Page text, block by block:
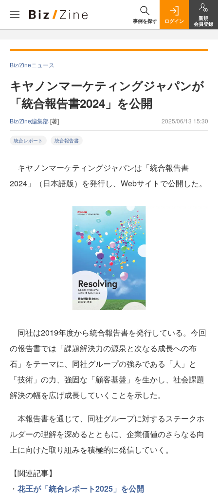
事例を探す ログイン
新規
会員登録
Biz/Zineニュース
キヤノンマーケティングジャパンが
「統合報告書2024」を公開
Biz/Zine編集部[著] 2025/06/13 15:30
統合レポート 統合報告書
キヤノンマーケティングジャパンは「統合報告書
2024」（日本語版）を発行し、Webサイトで公開した。
同社は2019年度から統合報告書を発行している。今回
の報告書では「課題解決力の源泉と次なる成長への布
石」をテーマに、同社グループの強みである「人」と
「技術」の力、強固な「顧客基盤」を生かし、社会課題
解決の幅を広げ成長していくことを示した。
本報告書を通じて、同社グループに対するステークホ
ルダーの理解を深めるとともに、企業価値のさらなる向
上に向けた取り組みを積極的に発信していく。
【関連記事】
・ 花王が「統合レポート2025」を公開